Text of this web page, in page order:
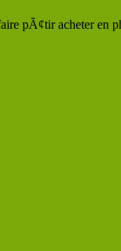
pÃ¢tir acheter en